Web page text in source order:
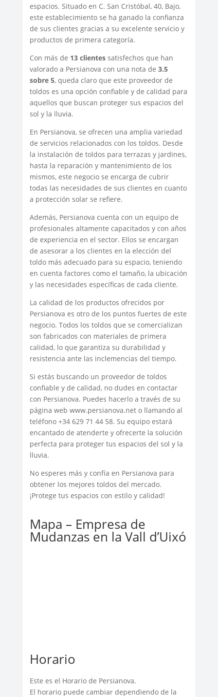
espacios. Situado en C. San Cristóbal, 40, Bajo,
este establecimiento se ha ganado la confianza
de sus clientes gracias a su excelente servicio y
productos de primera categoría.
Con más de 13 clientessatisfechos que han
valorado a Persianova con una nota de 3.5
sobre 5, queda claro que este proveedor de
toldos es una opción confiable y de calidad para
aquellos que buscan proteger sus espacios del
sol y la lluvia.
En Persianova, se ofrecen una amplia variedad
de servicios relacionados con los toldos. Desde
la instalación de toldos para terrazas y jardines,
hasta la reparación y mantenimiento de los
mismos, este negocio se encarga de cubrir
todas las necesidades de sus clientes en cuanto
a protección solar se refiere.
Además, Persianova cuenta con un equipo de
profesionales altamente capacitados y con años
de experiencia en el sector. Ellos se encargan
de asesorar a los clientes en la elección del
toldo más adecuado para su espacio, teniendo
en cuenta factores como el tamaño, la ubicación
y las necesidades específicas de cada cliente.
La calidad de los productos ofrecidos por
Persianova es otro de los puntos fuertes de este
negocio. Todos los toldos que se comercializan
son fabricados con materiales de primera
calidad, lo que garantiza su durabilidad y
resistencia ante las inclemencias del tiempo.
Si estás buscando un proveedor de toldos
confiable y de calidad, no dudes en contactar
con Persianova. Puedes hacerlo a través de su
página web www.persianova.net o llamando al
teléfono +34 629 71 44 58. Su equipo estará
encantado de atenderte y ofrecerte la solución
perfecta para proteger tus espacios del sol y la
lluvia.
No esperes más y confía en Persianova para
obtener los mejores toldos del mercado.
¡Protege tus espacios con estilo y calidad!
Mapa – Empresa de
Mudanzas en la Vall d’Uixó
Horario
Este es el Horario de Persianova.
El horario puede cambiar dependiendo de la